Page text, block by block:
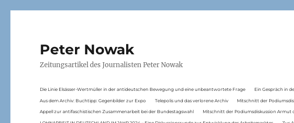
Peter Nowak
Zeitungsartikel des Journalisten Peter Nowak
Die Linie Elsässer-Wertmüller in der antideutschen Bewegung und eine unbeantwortete Frage Ein Gespräch in
Aus dem Archiv: Buchtipp: Gegenbilder zur Expo Telepolis und das verlorene Archiv Mitschnitt der
Appell zur antifaschistischen Zusammenarbeit bei der Bundestagswahl Mitschnitt der Podiumsdiskussion Armut